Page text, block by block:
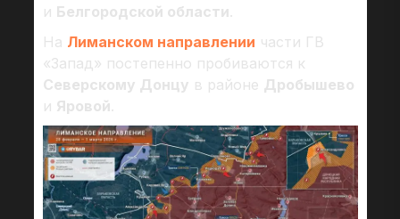
и Белгородской области.
На Лиманском направлении части ГВ
«Запад» постепенно пробиваются к
Северскому Донцу в районе Дробышево
и Яровой.